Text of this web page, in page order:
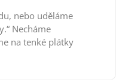
nebo uděláme
Necháme
na tenké plátky